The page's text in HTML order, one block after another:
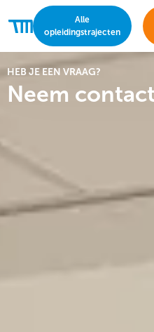
Thomas
Academie
Alle
opleidingstrajecten
HEB JE EEN VRAAG?
Neem